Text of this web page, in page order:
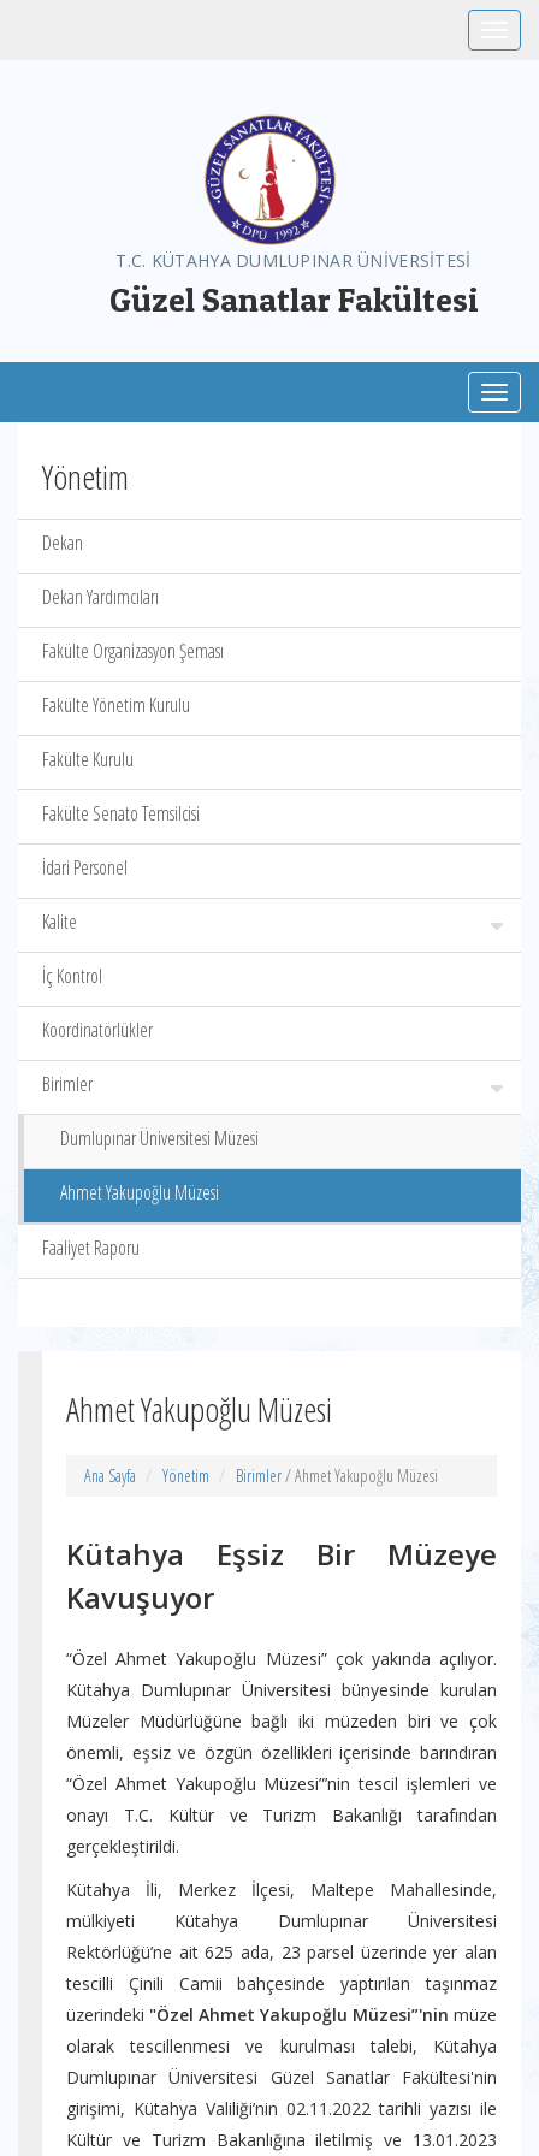
T.C. KÜTAHYA DUMLUPINAR ÜNİVERSİTESİ
Güzel Sanatlar Fakültesi
Yönetim
Dekan
Dekan Yardımcıları
Fakülte Organizasyon Şeması
Fakülte Yönetim Kurulu
Fakülte Kurulu
Fakülte Senato Temsilcisi
İdari Personel
Kalite
İç Kontrol
Koordinatörlükler
Birimler
Dumlupınar Üniversitesi Müzesi
Ahmet Yakupoğlu Müzesi
Faaliyet Raporu
Ahmet Yakupoğlu Müzesi
Ana Sayfa Yönetim Birimler/ Ahmet Yakupoğlu Müzesi
Kütahya Eşsiz Bir Müzeye
Kavuşuyor
“Özel Ahmet Yakupoğlu Müzesi” çok yakında açılıyor.
Kütahya Dumlupınar Üniversitesi bünyesinde kurulan
Müzeler Müdürlüğüne bağlı iki müzeden biri ve çok
önemli, eşsiz ve özgün özellikleri içerisinde barındıran
“Özel Ahmet Yakupoğlu Müzesi”’nin tescil işlemleri ve
onayı T.C. Kültür ve Turizm Bakanlığı tarafından
gerçekleştirildi.
Kütahya İli, Merkez İlçesi, Maltepe Mahallesinde,
mülkiyeti Kütahya Dumlupınar Üniversitesi
Rektörlüğü’ne ait 625 ada, 23 parsel üzerinde yer alan
tescilli Çinili Camii bahçesinde yaptırılan taşınmaz
üzerindeki "Özel Ahmet Yakupoğlu Müzesi”'nin müze
olarak tescillenmesi ve kurulması talebi, Kütahya
Dumlupınar Üniversitesi Güzel Sanatlar Fakültesi'nin
girişimi, Kütahya Valiliği’nin 02.11.2022 tarihli yazısı ile
Kültür ve Turizm Bakanlığına iletilmiş ve 13.01.2023